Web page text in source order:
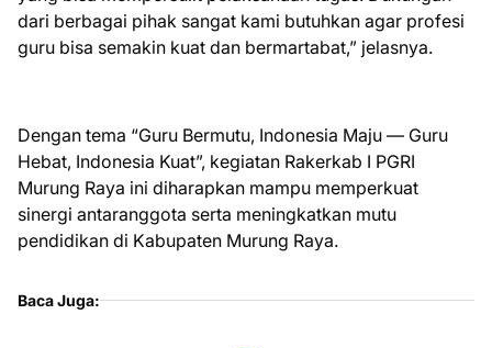
dari berbagai pihak sangat kami butuhkan agar profesi
guru bisa semakin kuat dan bermartabat,” jelasnya.
Dengan tema “Guru Bermutu, Indonesia Maju — Guru
Hebat, Indonesia Kuat”, kegiatan Rakerkab I PGRI
Murung Raya ini diharapkan mampu memperkuat
sinergi antaranggota serta meningkatkan mutu
pendidikan di Kabupaten Murung Raya.
Baca Juga: